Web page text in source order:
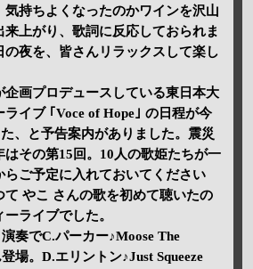
気持ちよくなったのかワインを沢山
上がり、歌詞に反応しておられま
の夜を、皆さんリラックスして楽し
画プロデュースしている東日本大
イブ ｢Voce of Hope｣ の日程が今
、と予告案内がありました。震災
その第15回。10人の歌姫たちが一
らご予定に入れておいてください
て やこ さんの歌を初めて聴いたの
ライブでした。
奏でC.パーカー♪Moose The
場。D.エリントン♪Just Squeeze